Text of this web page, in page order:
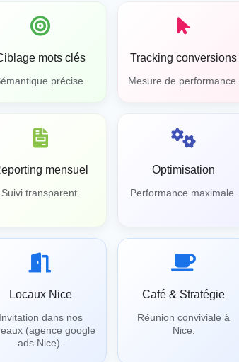
mots clés
précise.
Tracking conversions
Mesure de performance.
mensuel
Suivi transparent.
Optimisation
Performance maximale.
Locaux Nice
Invitation dans nos
(agence google
ads Nice).
Café & Stratégie
Réunion conviviale à
Nice.